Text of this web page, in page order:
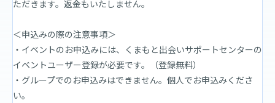
ただきます。返金もいたしません。
＜申込みの際の注意事項＞
・イベントのお申込みには、くまもと出会いサポートセンターの
イベントユーザー登録が必要です。（登録無料）
・グループでのお申込みはできません。個人でお申込みくださ
い。